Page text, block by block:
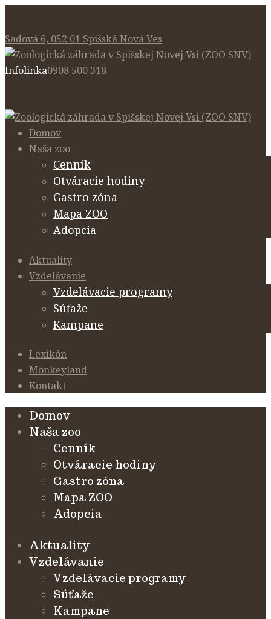
Sadová 6, 052 01 Spišská Nová Ves
Infolinka0908 500 318
Domov
Naša zoo
Cenník
Otváracie hodiny
Gastro zóna
Mapa ZOO
Adopcia
Aktuality
Vzdelávanie
Vzdelávacie programy
Súťaže
Kampane
Lexikón
Monkeyland
Kontakt
Domov
Naša zoo
Cenník
Otváracie hodiny
Gastro zóna
Mapa ZOO
Adopcia
Aktuality
Vzdelávanie
Vzdelávacie programy
Súťaže
Kampane